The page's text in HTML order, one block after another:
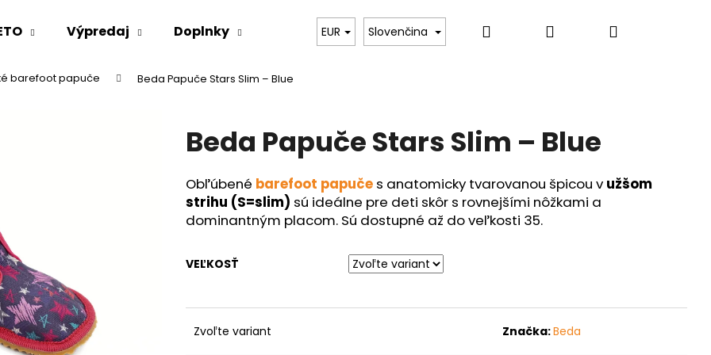
Výpredaj Doplnky Oblečenie Kontakt
EUR Slovenčina Hľadať PrihlásenieNákupný
barefoot papuče Beda Papuče Stars Slim – Blue
Beda Papuče Stars Slim – Blue
Obľúbené barefoot papuče s anatomicky tvarovanou špicou v užšom
strihu (S=slim) sú ideálne pre deti skôr s rovnejšími nôžkami a
dominantným placom. Sú dostupné až do veľkosti 35.
VEĽKOSŤ
Zvoľte variant Značka:Beda
Čo potrebujete nájsť?
HĽADAŤ